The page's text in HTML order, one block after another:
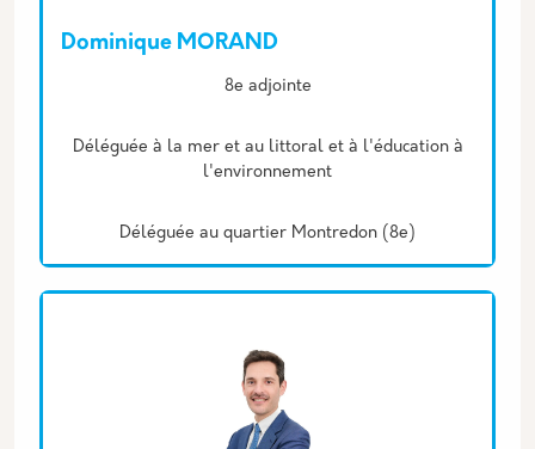
Dominique MORAND
8e adjointe
Déléguée à la mer et au littoral et à l'éducation à
l'environnement
Déléguée au quartier Montredon (8e)